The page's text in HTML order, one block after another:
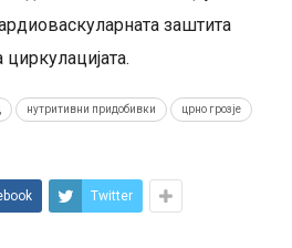
заштита
нутритивни придобивки црно грозје
Twitter